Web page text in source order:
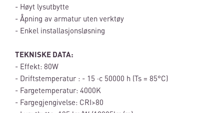
- Høyt lysutbytte
- Åpning av armatur uten verktøy
- Enkel installasjonsløsning
TEKNISKE DATA:
- Effekt: 80W
- Driftstemperatur : - 15 ·c 50000 h (Ts = 85°C)
- Fargetemperatur: 4000K
- Fargegjengivelse: CRI>80